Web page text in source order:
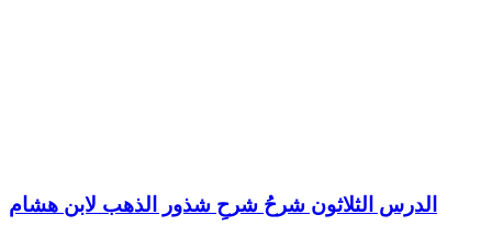
الدرس الثلاثون شرحُ شرحِ شذور الذهب لابن هشام